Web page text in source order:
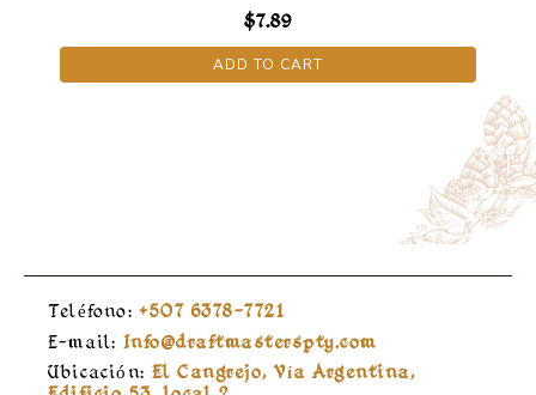
$7.89
ADD TO CART
Teléfono: +507 6378-7721
E-mail: Info@draftmasterspty.com
Ubicación: El Cangrejo, Vía Argentina,